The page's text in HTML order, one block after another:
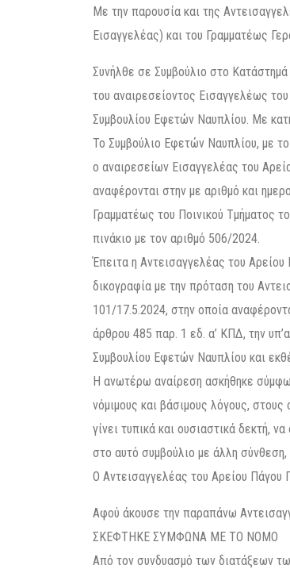
Με την παρουσία και της
Εισαγγελέας) και του Γραμματέως
Συνήλθε σε Συμβούλιο στο
του αναιρεσείοντος Εισαγγελέως
Συμβουλίου Εφετών Ναυπλίου. Με
Το Συμβούλιο Εφετών Ναυπλίου, με
ο αναιρεσείων Εισαγγελέας του
αναφέρονται στην με αριθμό και
Γραμματέως του Ποινικού Τμήματος
πινάκιο με τον αριθμό 506/2024.
Έπειτα η Αντεισαγγελέας του
δικογραφία με την πρόταση του
101/17.5.2024, στην οποία
άρθρου 485 παρ. 1 εδ. α’ ΚΠΔ, την
Συμβουλίου Εφετών Ναυπλίου και
Η ανωτέρω αναίρεση ασκήθηκε
νόμιμους και βάσιμους λόγους,
γίνει τυπικά και ουσιαστικά δεκτή,
στο αυτό συμβούλιο με άλλη σύνθεση,
Ο Αντεισαγγελέας του Αρείου Πάγου
Αφού άκουσε την παραπάνω
ΣΚΕΦΤΗΚΕ ΣΥΜΦΩΝΑ ΜΕ ΤΟ ΝΟΜΟ
Από τον συνδυασμό των διατάξεων